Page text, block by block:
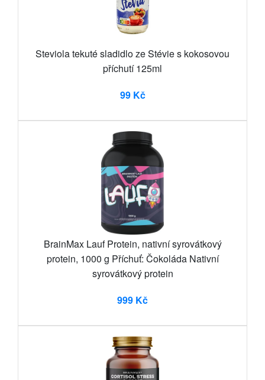
Steviola tekuté sladidlo ze Stévie s kokosovou
příchutí 125ml
99 Kč
BrainMax Lauf Protein, nativní syrovátkový
protein, 1000 g Příchuť: Čokoláda Nativní
syrovátkový protein
999 Kč